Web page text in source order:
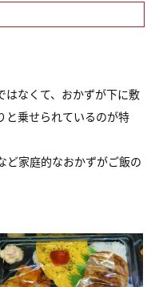
はなくて、おかずが下に敷
と乗せられているのが特
ど家庭的なおかずがご飯の